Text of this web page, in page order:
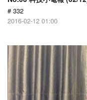
# 332
2016-02-12 01:00